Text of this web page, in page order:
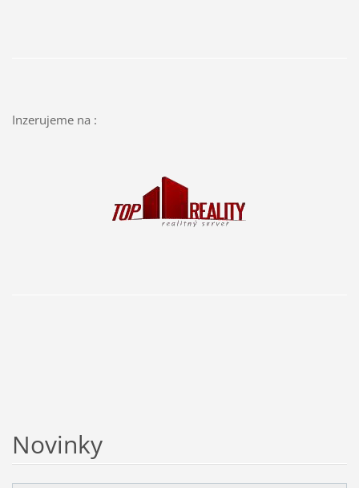
Inzerujeme na :
Novinky